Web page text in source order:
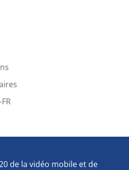
de la vidéo mobile et de